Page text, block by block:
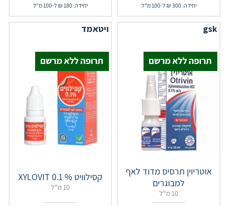
יחידה: 300 ₪ ל-100 מ"ל יחידה: 180 ₪ ל-100 מ"ל
gsk
אוטריוין תרסיס מדוד לאף
למבוגרים
10 מ"ל
ויטאמד
קסילוויט % 0.1 XYLOVIT
10 מ"ל